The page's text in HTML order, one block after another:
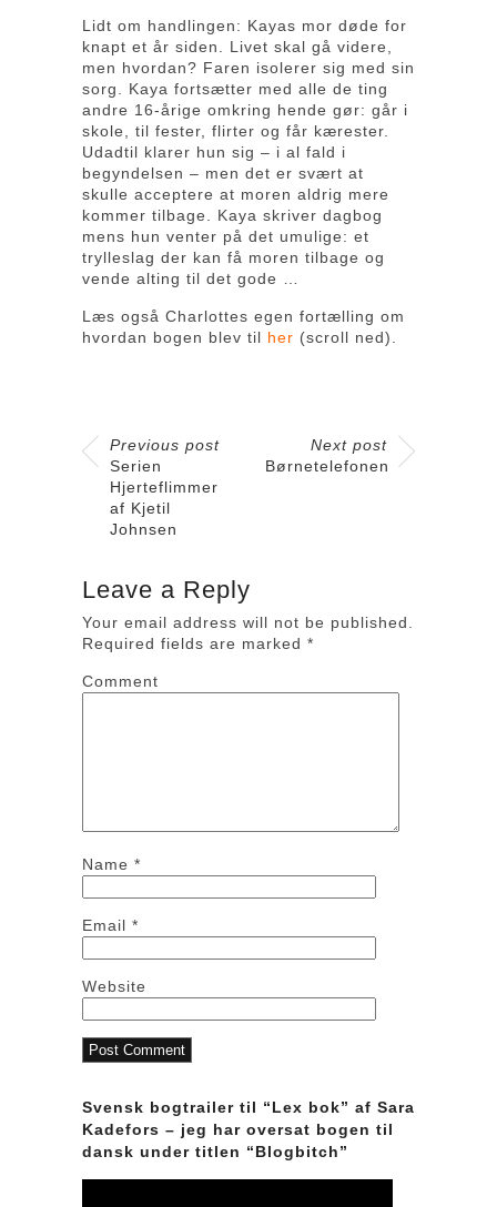
Lidt om handlingen: Kayas mor døde for
knapt et år siden. Livet skal gå videre,
men hvordan? Faren isolerer sig med sin
sorg. Kaya fortsætter med alle de ting
andre 16-årige omkring hende gør: går i
skole, til fester, flirter og får kærester.
Udadtil klarer hun sig – i al fald i
begyndelsen – men det er svært at
skulle acceptere at moren aldrig mere
kommer tilbage. Kaya skriver dagbog
mens hun venter på det umulige: et
trylleslag der kan få moren tilbage og
vende alting til det gode …
Læs også Charlottes egen fortælling om
hvordan bogen blev til her (scroll ned).
Previous post
Serien
Hjerteflimmer
af Kjetil
Johnsen
Next post
Børnetelefonen
Leave a Reply
Your email address will not be published.
Required fields are marked *
Comment
Name *
Email *
Website
Svensk bogtrailer til “Lex bok” af Sara
Kadefors – jeg har oversat bogen til
dansk under titlen “Blogbitch”